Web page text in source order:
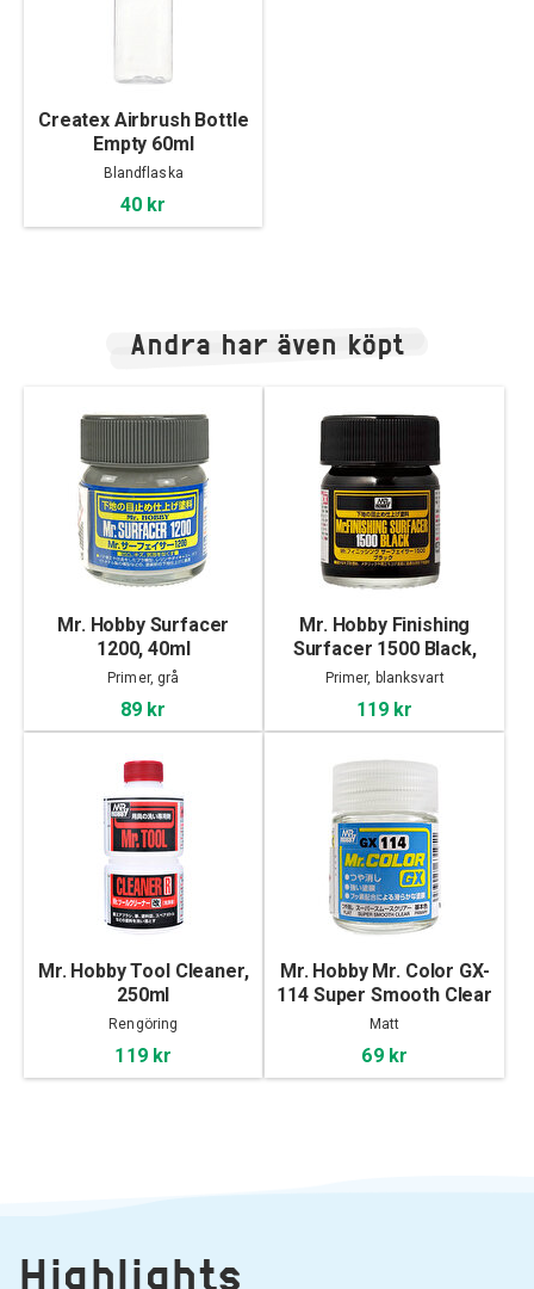
Createx Airbrush Bottle
Empty 60ml
Blandflaska
40 kr
Andra har även köpt
Mr. Hobby Surfacer
1200, 40ml
Primer, grå
89 kr
Mr. Hobby Finishing
Surfacer 1500 Black,
40ml
Primer, blanksvart
119 kr
Mr. Hobby Tool Cleaner,
250ml
Rengöring
119 kr
Mr. Hobby Mr. Color GX-
114 Super Smooth Clear
Flat, 18ml
Matt
69 kr
Highlights